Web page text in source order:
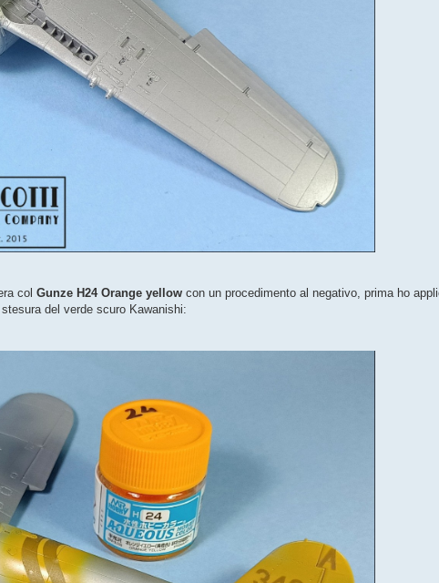
col Gunze H24 Orange yellow con un procedimento al negativo, prima ho
del verde scuro Kawanishi: